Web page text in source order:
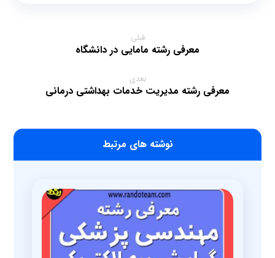
قبلی
معرفی رشته مامایی در دانشگاه
بعدی
معرفی رشته مدیریت خدمات بهداشتی درمانی
‫نوشته های مرتبط